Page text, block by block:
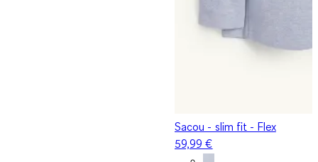
Sacou - slim fit - Flex
59,99 €